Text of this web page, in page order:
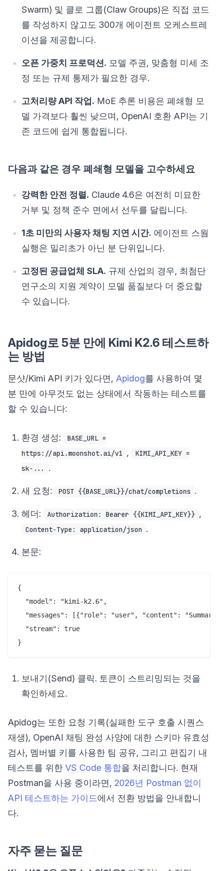
Swarm) 및 클로 그룹(Claw Groups)은 직접 코드
를 작성하지 않고도 300개 에이전트 오케스트레
이션을 제공합니다.
오픈 가중치 프로덕션. 모델 주권, 맞춤형 미세 조
정 또는 규제 통제가 필요한 경우.
고처리량 API 작업. MoE 추론 비용은 폐쇄형 모
델 가격보다 훨씬 낮으며, OpenAI 호환 API는 기
존 코드에 쉽게 통합됩니다.
다음과 같은 경우 폐쇄형 모델을 고수하세요
강력한 안전 정렬. Claude 4.6은 여전히 미묘한
거부 및 정책 준수 면에서 선두를 달립니다.
1초 미만의 사용자 채팅 지연 시간. 에이전트 스웜
실행은 밀리초가 아닌 분 단위입니다.
고정된 공급업체 SLA. 규제 산업의 경우, 최첨단
연구소의 지원 계약이 모델 품질보다 더 중요할
수 있습니다.
Apidog로 5분 만에 Kimi K2.6 테스트하
는 방법
문샷/Kimi API 키가 있다면, Apidog를 사용하여 몇
분 만에 아무것도 없는 상태에서 작동하는 테스트를
할 수 있습니다:
환경 생성:
BASE_URL =
https://api.moonshot.ai/v1 ,
KIMI_API_KEY =
sk-...
.
새 요청: POST {{BASE_URL}}/chat/completions .
헤더: Authorization: Bearer {{KIMI_API_KEY}} ,
Content-Type: application/json .
본문:
{
  "model": "kimi-k2.6",
"messages": [{"role": "user", "content":
  "stream": true
보내기(Send) 클릭. 토큰이 스트리밍되는 것을
확인하세요.
Apidog는 또한 요청 기록(실패한 도구 호출 시퀀스
재생), OpenAI 채팅 완성 사양에 대한 스키마 유효성
검사, 멤버별 키를 사용한 팀 공유, 그리고 편집기 내
테스트를 위한 VS Code 통합을 처리합니다. 현재
Postman을 사용 중이라면, 2026년 Postman 없이
API 테스트하는 가이드에서 전환 방법을 안내합니
다.
자주 묻는 질문